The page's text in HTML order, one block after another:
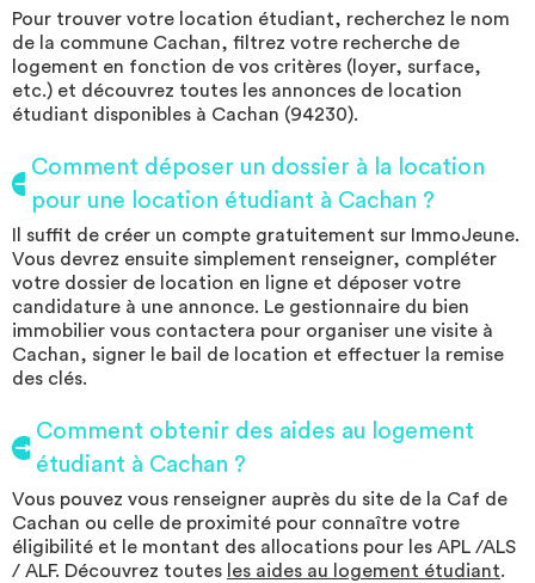
Laverie Connexion internet haut débit offerte Bon plan énergie
Prêt de matériel gratuit D'autres services peuvent être
disponibles en résidence. Pour + d'infos, contactez votre
responsable de résidence. La liste des logements réservables est
en temps réel.
Pour trouver votre location étudiant, recherchez le nom
de la commune Cachan, filtrez votre recherche de
logement en fonction de vos critères (loyer, surface,
etc.) et découvrez toutes les annonces de location
étudiant disponibles à Cachan (94230).
Comment déposer un dossier à la location
pour une location étudiant à Cachan ?
Il suffit de créer un compte gratuitement sur ImmoJeune.
Vous devrez ensuite simplement renseigner, compléter
votre dossier de location en ligne et déposer votre
candidature à une annonce. Le gestionnaire du bien
immobilier vous contactera pour organiser une visite à
Cachan, signer le bail de location et effectuer la remise
des clés.
Comment obtenir des aides au logement
étudiant à Cachan ?
Vous pouvez vous renseigner auprès du site de la Caf de
Cachan ou celle de proximité pour connaître votre
éligibilité et le montant des allocations pour les APL /ALS
/ ALF. Découvrez toutes les aides au logement étudiant.